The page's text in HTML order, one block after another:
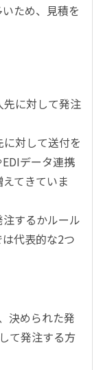
ため、見積を
に対して発注
対して送付を
データ連携
てきていま
するかルール
代表的な2つ
決められた発
て発注する方